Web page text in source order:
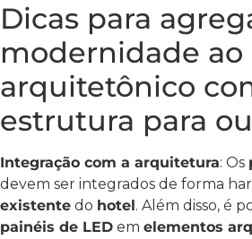
Dicas para
modernidade ao
arquitetônico
estrutura para
Integração com a arquitetura: Os
devem ser integrados de forma
existente do hotel. Além disso, é
painéis de LED em elementos